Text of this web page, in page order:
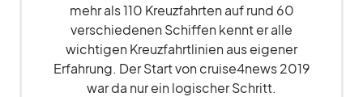
mehr als 110 Kreuzfahrten auf rund 60
verschiedenen Schiffen kennt er alle
wichtigen Kreuzfahrtlinien aus eigener
Erfahrung. Der Start von cruise4news 2019
war da nur ein logischer Schritt.